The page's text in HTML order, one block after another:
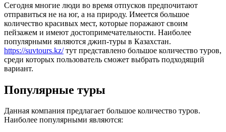
Сегодня многие люди во время отпусков предпочитают
отправиться не на юг, а на природу. Имеется большое
количество красивых мест, которые поражают своим
пейзажем и имеют достопримечательности. Наиболее
популярными являются джип-туры в Казахстан.
https://suvtours.kz/тут представлено большое количество туров,
среди которых пользователь сможет выбрать подходящий
вариант.
Популярные туры
Данная компания предлагает большое количество туров.
Наиболее популярными являются: